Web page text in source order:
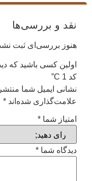
نقد و بررسی‌ها
هنوز بررسی‌ای ثبت
اولین کسی باشید که
کد C 1”
نشانی ایمیل شما
علامت‌گذاری شده‌اند *
امتیاز شما *
دیدگاه شما *